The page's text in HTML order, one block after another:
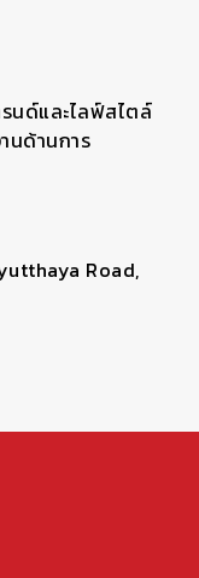
นด์และไลฟ์สไตล์
นด้านการ
Road,